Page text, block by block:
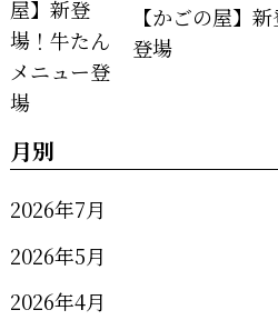
【かごの屋】
登場
月別
2026年7月
2026年5月
2026年4月